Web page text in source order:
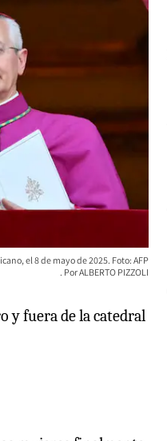
el 8 de mayo de 2025. Foto: AFP
ALBERTO PIZZOLI
y fuera de la catedral